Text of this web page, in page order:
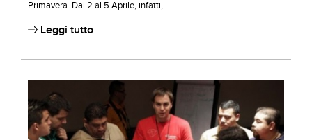
Primavera. Dal 2 al 5 Aprile, infatti,...
Leggi tutto